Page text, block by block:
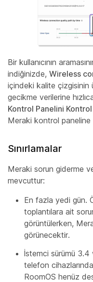
Bir kullanıcının
indiğinizde, Wireless
içindeki kalite çizgisinin
gecikme verilerine
Kontrol Panelini
Meraki kontrol
Sınırlamalar
Meraki sorun giderme
mevcuttur:
En fazla yedi gün.
toplantılara ait
görüntülerken,
görünecektir.
İstemci sürümü
telefon
RoomOS henüz